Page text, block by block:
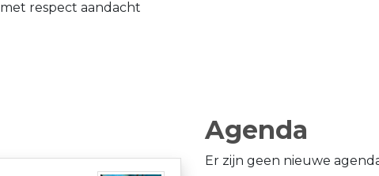
respect aandacht
Agenda
Er zijn geen nieuwe